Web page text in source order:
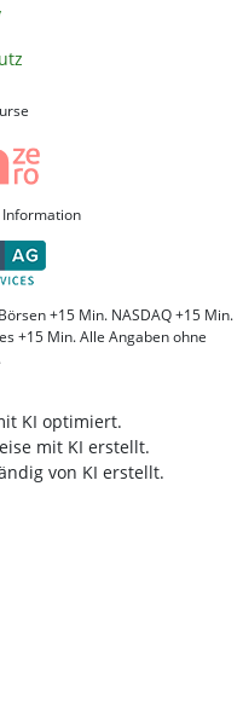
Information
+15 Min. NASDAQ +15 Min.
+15 Min. Alle Angaben ohne
KI optimiert.
mit KI erstellt.
von KI erstellt.